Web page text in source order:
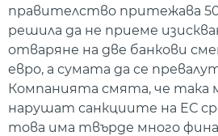
правителство притежава
решила да не приеме
отваряне на две банкови
евро, а сумата да се
Компанията смята, че така
нарушат санкциите на ЕС
това има твърде много